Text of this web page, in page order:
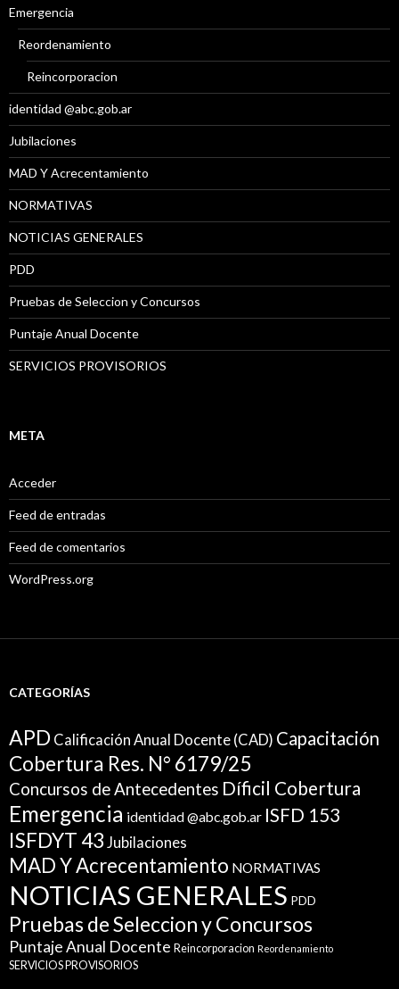
Emergencia
Reordenamiento
Reincorporacion
identidad @abc.gob.ar
Jubilaciones
MAD Y Acrecentamiento
NORMATIVAS
NOTICIAS GENERALES
PDD
Pruebas de Seleccion y Concursos
Puntaje Anual Docente
SERVICIOS PROVISORIOS
META
Acceder
Feed de entradas
Feed de comentarios
WordPress.org
CATEGORÍAS
APD Calificación Anual Docente (CAD) Capacitación
Cobertura Res. N° 6179/25
Concursos de Antecedentes Díficil Cobertura
Emergencia identidad @abc.gob.ar ISFD 153
ISFDYT 43 Jubilaciones
MAD Y Acrecentamiento NORMATIVAS
NOTICIAS GENERALES PDD
Pruebas de Seleccion y Concursos
Puntaje Anual Docente Reincorporacion Reordenamiento
SERVICIOS PROVISORIOS